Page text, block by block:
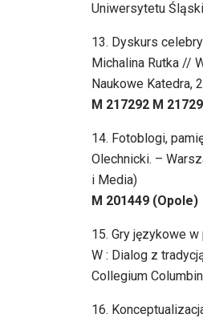
Uniwersytetu
13. Dyskurs
Michalina Rutka //
Naukowe Katedra,
M 217292 M
14. Fotoblogi,
Olechnicki. –
i Media)
M 201449 (Opole)
15. Gry językowe
W : Dialog z
Collegium
16.